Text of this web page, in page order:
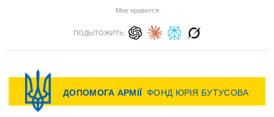
Мне нравится
ПОДЫТОЖИТЬ: